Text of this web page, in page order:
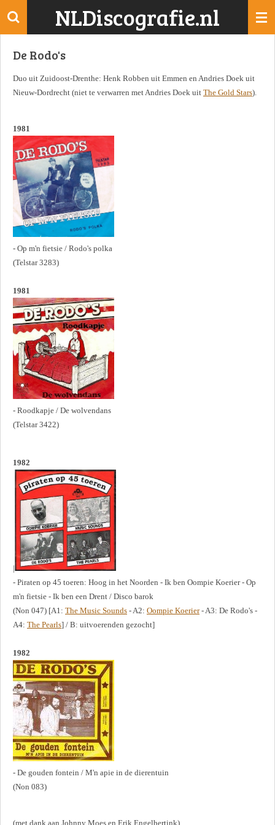
Ga
de
NLDiscografie.nl
De Rodo's
Duo uit Zuidoost-Drenthe: Henk Robben uit Emmen en Andries Doek uit
Nieuw-Dordrecht (niet te verwarren met Andries Doek uit The Gold Stars).
1981
- Op m'n fietsie / Rodo's polka
(Telstar 3283)
1981
- Roodkapje / De wolvendans
(Telstar 3422)
1982
|
- Piraten op 45 toeren: Hoog in het Noorden - Ik ben Oompie Koerier - Op
m'n fietsie - Ik ben een Drent / Disco barok
(Non 047) [A1: The Music Sounds - A2: Oompie Koerier- A3: De Rodo's -
A4: The Pearls] / B: uitvoerenden gezocht]
1982
- De gouden fontein / M'n apie in de dierentuin
(Non 083)
(met dank aan Johnny Moes en Erik Engelbertink)